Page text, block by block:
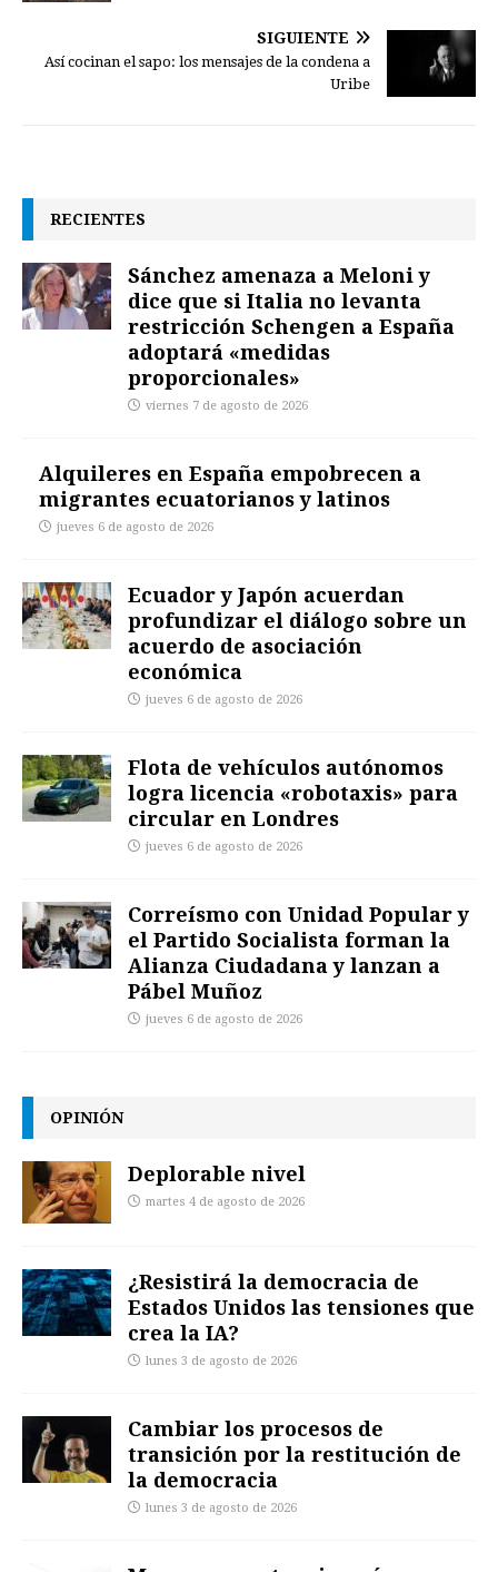
SIGUIENTE
Así cocinan el sapo: los mensajes de la condena a
Uribe
RECIENTES
Sánchez amenaza a Meloni y
dice que si Italia no levanta
restricción Schengen a España
adoptará «medidas
proporcionales»
viernes 7 de agosto de 2026
Alquileres en España empobrecen a
migrantes ecuatorianos y latinos
jueves 6 de agosto de 2026
Ecuador y Japón acuerdan
profundizar el diálogo sobre un
acuerdo de asociación
económica
jueves 6 de agosto de 2026
Flota de vehículos autónomos
logra licencia «robotaxis» para
circular en Londres
jueves 6 de agosto de 2026
Correísmo con Unidad Popular y
el Partido Socialista forman la
Alianza Ciudadana y lanzan a
Pábel Muñoz
jueves 6 de agosto de 2026
OPINIÓN
Deplorable nivel
martes 4 de agosto de 2026
¿Resistirá la democracia de
Estados Unidos las tensiones que
crea la IA?
lunes 3 de agosto de 2026
Cambiar los procesos de
transición por la restitución de
la democracia
lunes 3 de agosto de 2026